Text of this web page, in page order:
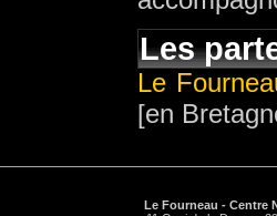
Les
Le
[en
Le Fourneau - Centre